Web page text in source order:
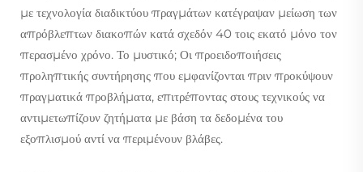
με τεχνολογία διαδικτύου πραγμάτων κατέγραψαν μείωση των
απρόβλεπτων διακοπών κατά σχεδόν 40 τοις εκατό μόνο τον
περασμένο χρόνο. Το μυστικό; Οι προειδοποιήσεις
προληπτικής συντήρησης που εμφανίζονται πριν προκύψουν
πραγματικά προβλήματα, επιτρέποντας στους τεχνικούς να
αντιμετωπίζουν ζητήματα με βάση τα δεδομένα του
εξοπλισμού αντί να περιμένουν βλάβες.